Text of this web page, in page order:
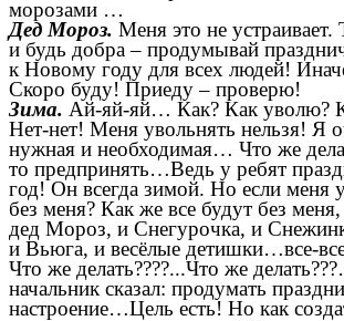
морозами …
Дед Мороз. Меня это не
и будь добра – продумывай
к Новому году для всех людей!
Скоро буду! Приеду – проверю!
Зима. Ай-яй-яй… Как? Как уволю?
Нет-нет! Меня увольнять нельзя! Я
нужная и необходимая… Что же
то предпринять…Ведь у ребят
год! Он всегда зимой. Но если меня
без меня? Как же все будут без
дед Мороз, и Снегурочка, и
и Вьюга, и весёлые детишки…все-
Что же делать????...Что же
начальник сказал: продумать
настроение…Цель есть! Но как